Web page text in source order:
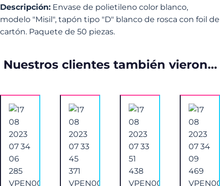
Descripción: Envase de polietileno color blanco,
modelo "Misil", tapón tipo "D" blanco de rosca con foil de
cartón. Paquete de 50 piezas.
Nuestros clientes también vieron…